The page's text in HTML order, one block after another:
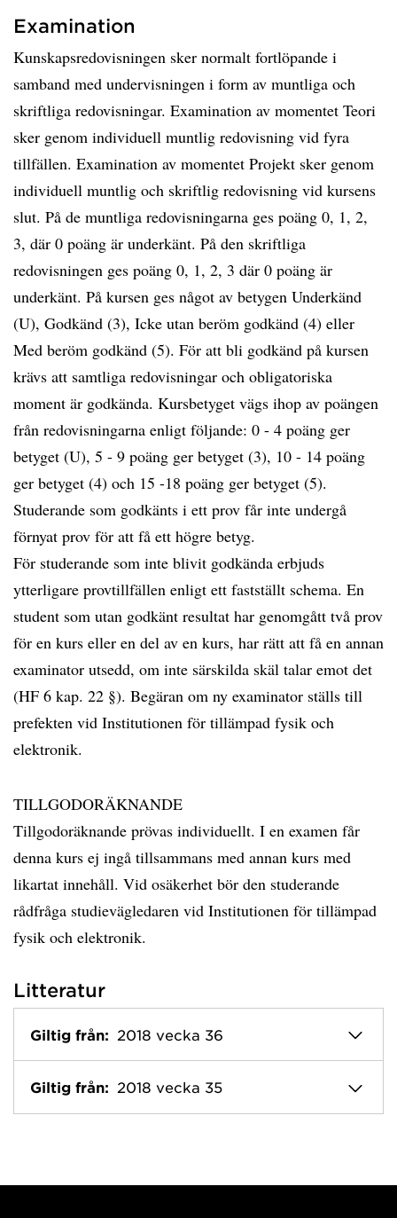
Examination
Kunskapsredovisningen sker normalt fortlöpande i
samband med undervisningen i form av muntliga och
skriftliga redovisningar. Examination av momentet Teori
sker genom individuell muntlig redovisning vid fyra
tillfällen. Examination av momentet Projekt sker genom
individuell muntlig och skriftlig redovisning vid kursens
slut. På de muntliga redovisningarna ges poäng 0, 1, 2,
3, där 0 poäng är underkänt. På den skriftliga
redovisningen ges poäng 0, 1, 2, 3 där 0 poäng är
underkänt. På kursen ges något av betygen Underkänd
(U), Godkänd (3), Icke utan beröm godkänd (4) eller
Med beröm godkänd (5). För att bli godkänd på kursen
krävs att samtliga redovisningar och obligatoriska
moment är godkända. Kursbetyget vägs ihop av poängen
från redovisningarna enligt följande: 0 - 4 poäng ger
betyget (U), 5 - 9 poäng ger betyget (3), 10 - 14 poäng
ger betyget (4) och 15 -18 poäng ger betyget (5).
Studerande som godkänts i ett prov får inte undergå
förnyat prov för att få ett högre betyg.
För studerande som inte blivit godkända erbjuds
ytterligare provtillfällen enligt ett fastställt schema. En
student som utan godkänt resultat har genomgått två prov
för en kurs eller en del av en kurs, har rätt att få en annan
examinator utsedd, om inte särskilda skäl talar emot det
(HF 6 kap. 22 §). Begäran om ny examinator ställs till
prefekten vid Institutionen för tillämpad fysik och
elektronik.
TILLGODORÄKNANDE
Tillgodoräknande prövas individuellt. I en examen får
denna kurs ej ingå tillsammans med annan kurs med
likartat innehåll. Vid osäkerhet bör den studerande
rådfråga studievägledaren vid Institutionen för tillämpad
fysik och elektronik.
Litteratur
Giltig från: 2018 vecka 36
Giltig från: 2018 vecka 35